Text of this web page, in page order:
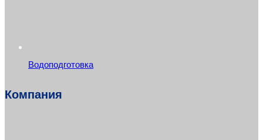
Водоподготовка
Компания